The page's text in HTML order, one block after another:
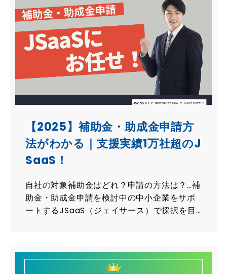
【2025】補助金・助成金申請方
法がわかる｜支援実績1万社超のJ
SaaS！
自社の対象補助金はどれ？申請の方法は？…補
助金・助成金申請を検討中の中小企業をサポ
ートするJSaaS（ジェイサース）で採択を目
多数ご用意しています。